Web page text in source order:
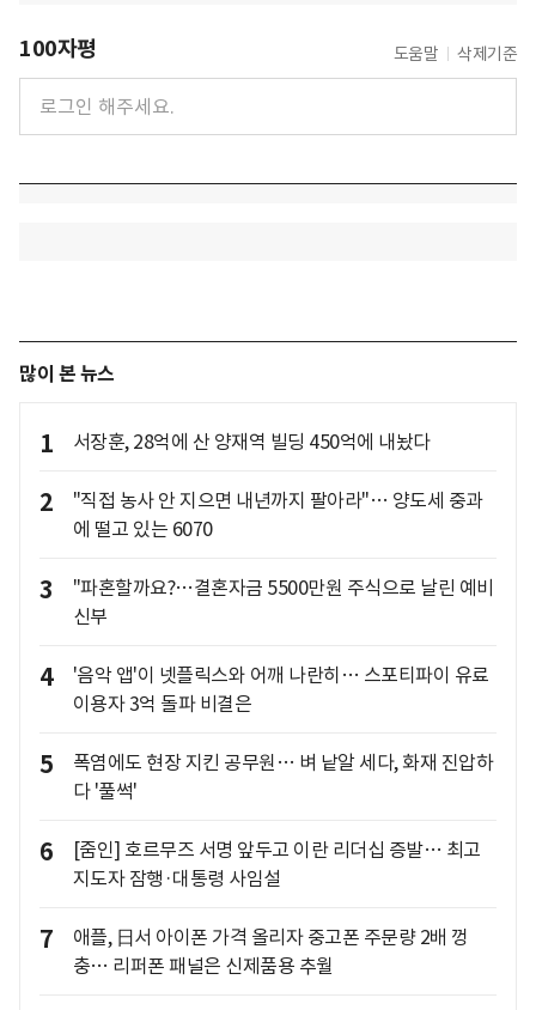
100자평 도움말 삭제기준
많이 본 뉴스
1 서장훈, 28억에 산 양재역 빌딩 450억에 내놨다
2
"직접 농사 안 지으면 내년까지 팔아라"… 양도세 중과
에 떨고 있는 6070
3
"파혼할까요?…결혼자금 5500만원 주식으로 날린 예비
신부
4
'음악 앱'이 넷플릭스와 어깨 나란히… 스포티파이 유료
이용자 3억 돌파 비결은
5
폭염에도 현장 지킨 공무원… 벼 낱알 세다, 화재 진압하
다 '풀썩'
6
[줌인] 호르무즈 서명 앞두고 이란 리더십 증발… 최고
지도자 잠행·대통령 사임설
7
애플, 日서 아이폰 가격 올리자 중고폰 주문량 2배 껑
충… 리퍼폰 패널은 신제품용 추월